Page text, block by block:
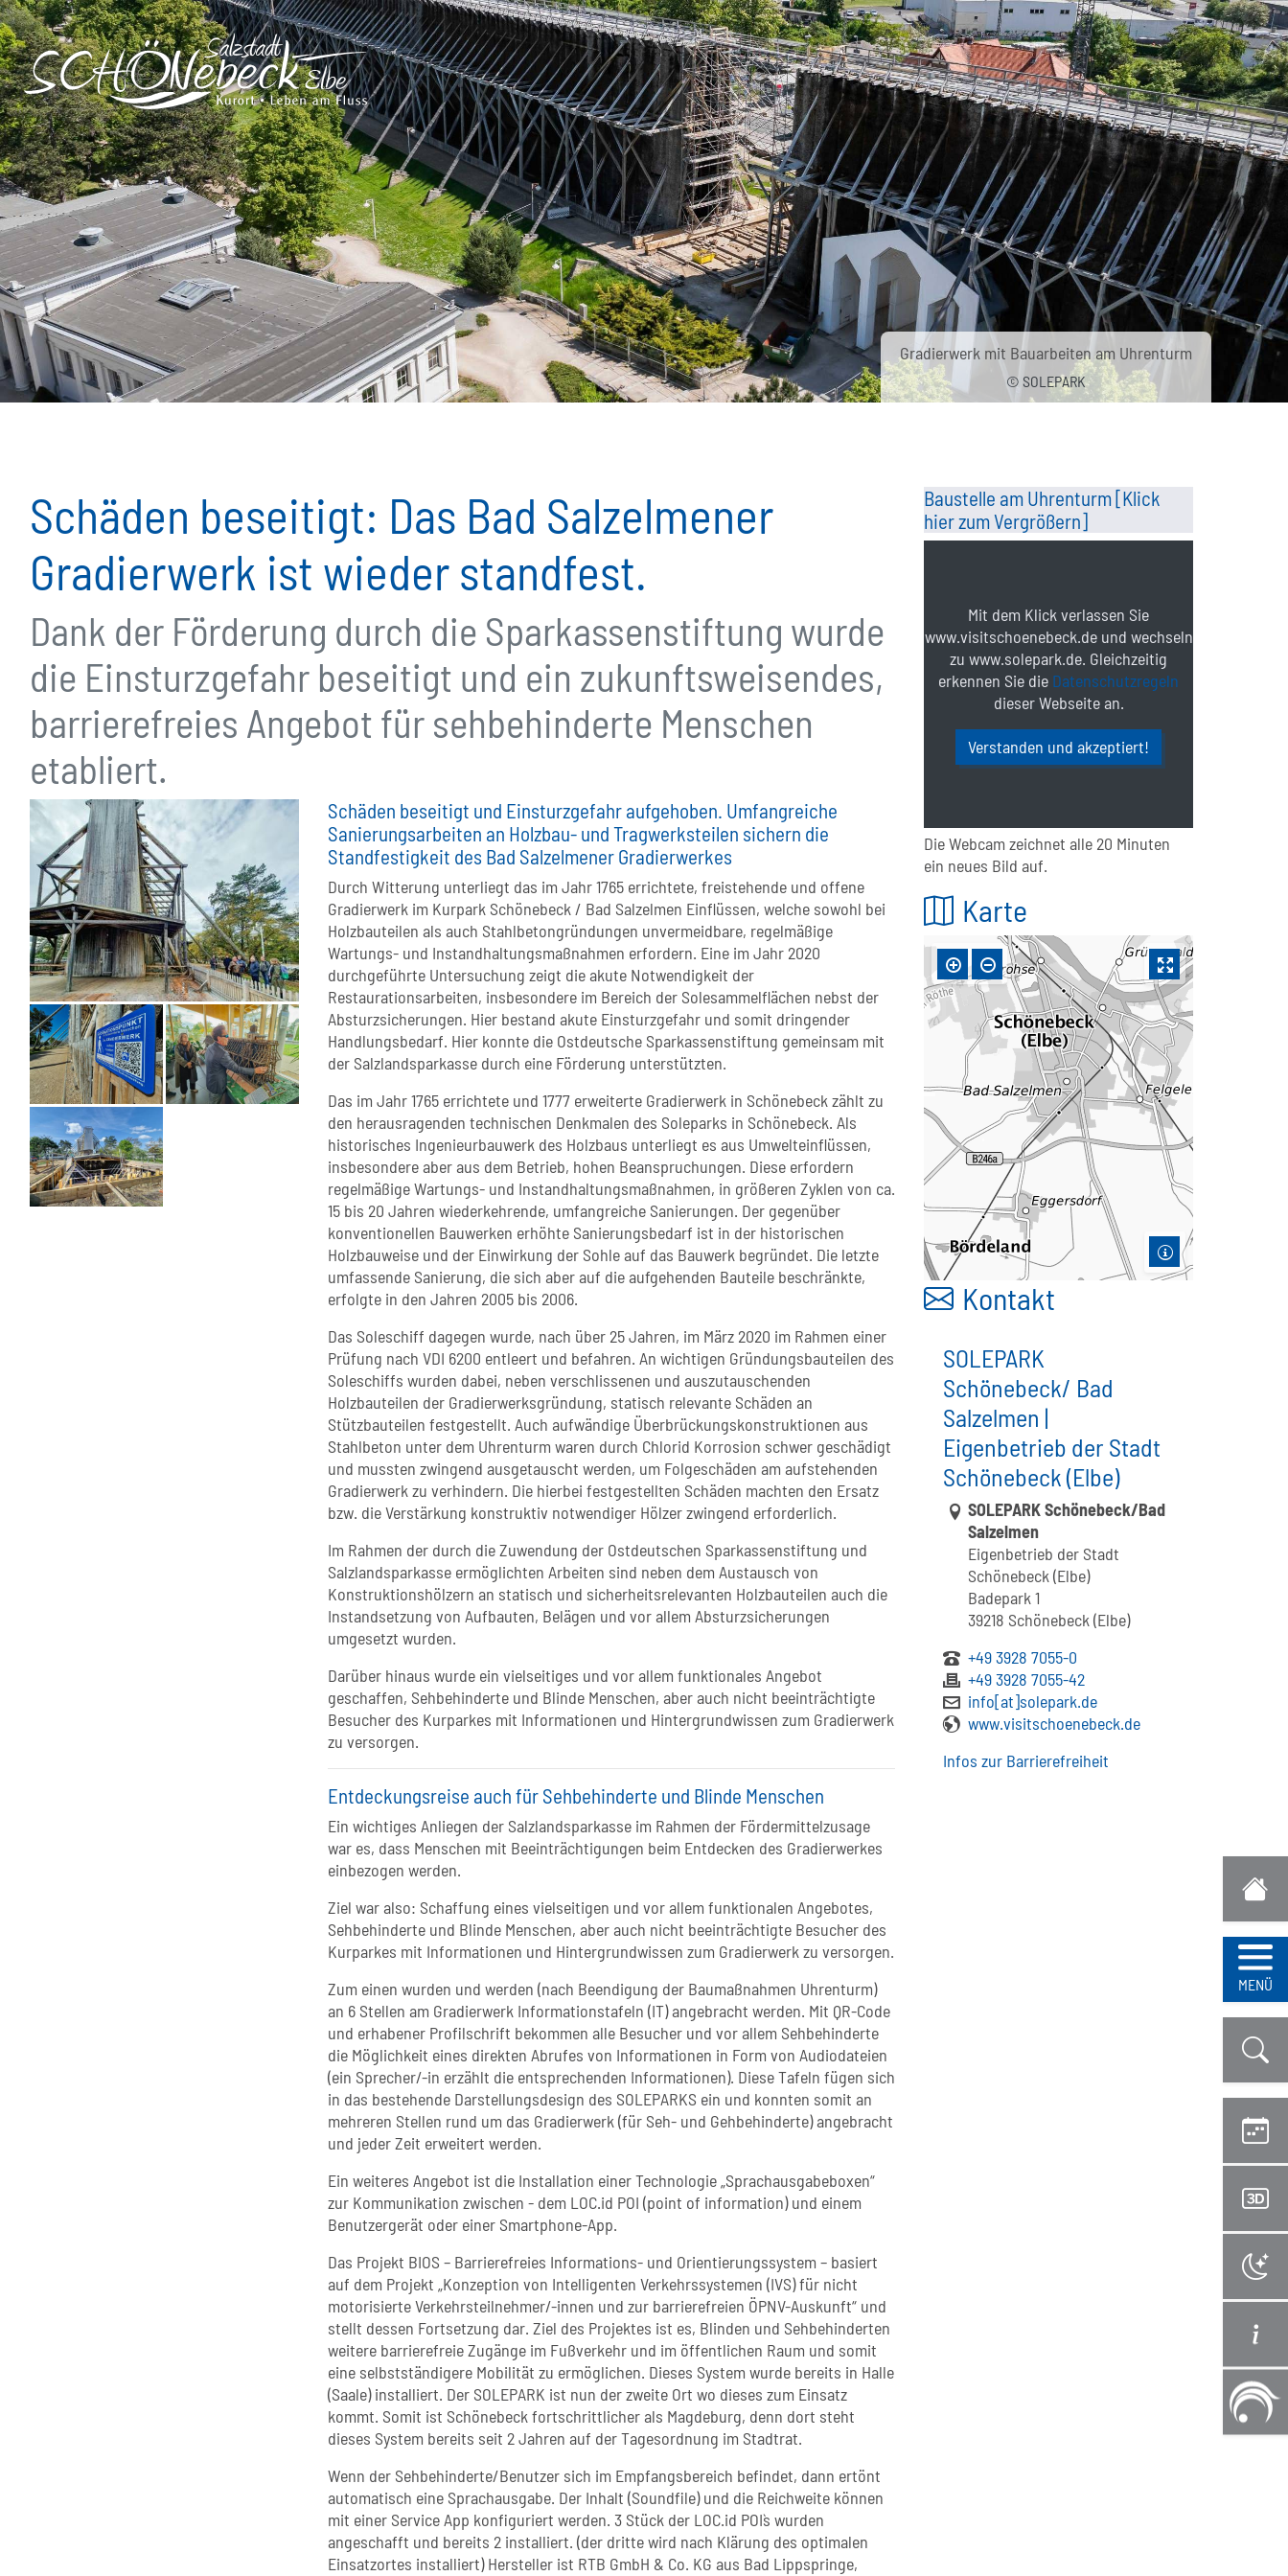
MENÜ
Gradierwerk mit Bauarbeiten am Uhrenturm
© SOLEPARK
Schäden beseitigt: Das Bad Salzelmener
Gradierwerk ist wieder standfest.
Dank der Förderung durch die Sparkassenstiftung wurde
die Einsturzgefahr beseitigt und ein zukunftsweisendes,
barrierefreies Angebot für sehbehinderte Menschen
etabliert.
Schäden beseitigt und Einsturzgefahr aufgehoben. Umfangreiche
Sanierungsarbeiten an Holzbau- und Tragwerksteilen sichern die
Standfestigkeit des Bad Salzelmener Gradierwerkes
Durch Witterung unterliegt das im Jahr 1765 errichtete, freistehende und offene
Gradierwerk im Kurpark Schönebeck / Bad Salzelmen Einflüssen, welche sowohl bei
Holzbauteilen als auch Stahlbetongründungen unvermeidbare, regelmäßige
Wartungs- und Instandhaltungsmaßnahmen erfordern. Eine im Jahr 2020
durchgeführte Untersuchung zeigt die akute Notwendigkeit der
Restaurationsarbeiten, insbesondere im Bereich der Solesammelflächen nebst der
Absturzsicherungen. Hier bestand akute Einsturzgefahr und somit dringender
Handlungsbedarf. Hier konnte die Ostdeutsche Sparkassenstiftung gemeinsam mit
der Salzlandsparkasse durch eine Förderung unterstützten.
Das im Jahr 1765 errichtete und 1777 erweiterte Gradierwerk in Schönebeck zählt zu
den herausragenden technischen Denkmalen des Soleparks in Schönebeck. Als
historisches Ingenieurbauwerk des Holzbaus unterliegt es aus Umwelteinflüssen,
insbesondere aber aus dem Betrieb, hohen Beanspruchungen. Diese erfordern
regelmäßige Wartungs- und Instandhaltungsmaßnahmen, in größeren Zyklen von ca.
15 bis 20 Jahren wiederkehrende, umfangreiche Sanierungen. Der gegenüber
konventionellen Bauwerken erhöhte Sanierungsbedarf ist in der historischen
Holzbauweise und der Einwirkung der Sohle auf das Bauwerk begründet. Die letzte
umfassende Sanierung, die sich aber auf die aufgehenden Bauteile beschränkte,
erfolgte in den Jahren 2005 bis 2006.
Das Soleschiff dagegen wurde, nach über 25 Jahren, im März 2020 im Rahmen einer
Prüfung nach VDI 6200 entleert und befahren. An wichtigen Gründungsbauteilen des
Soleschiffs wurden dabei, neben verschlissenen und auszutauschenden
Holzbauteilen der Gradierwerksgründung, statisch relevante Schäden an
Stützbauteilen festgestellt. Auch aufwändige Überbrückungskonstruktionen aus
Stahlbeton unter dem Uhrenturm waren durch Chlorid Korrosion schwer geschädigt
und mussten zwingend ausgetauscht werden, um Folgeschäden am aufstehenden
Gradierwerk zu verhindern. Die hierbei festgestellten Schäden machten den Ersatz
bzw. die Verstärkung konstruktiv notwendiger Hölzer zwingend erforderlich.
Im Rahmen der durch die Zuwendung der Ostdeutschen Sparkassenstiftung und
Salzlandsparkasse ermöglichten Arbeiten sind neben dem Austausch von
Konstruktionshölzern an statisch und sicherheitsrelevanten Holzbauteilen auch die
Instandsetzung von Aufbauten, Belägen und vor allem Absturzsicherungen
umgesetzt wurden.
Darüber hinaus wurde ein vielseitiges und vor allem funktionales Angebot
geschaffen, Sehbehinderte und Blinde Menschen, aber auch nicht beeinträchtigte
Besucher des Kurparkes mit Informationen und Hintergrundwissen zum Gradierwerk
zu versorgen.
Entdeckungsreise auch für Sehbehinderte und Blinde Menschen
Ein wichtiges Anliegen der Salzlandsparkasse im Rahmen der Fördermittelzusage
war es, dass Menschen mit Beeinträchtigungen beim Entdecken des Gradierwerkes
einbezogen werden.
Ziel war also: Schaffung eines vielseitigen und vor allem funktionalen Angebotes,
Sehbehinderte und Blinde Menschen, aber auch nicht beeinträchtigte Besucher des
Kurparkes mit Informationen und Hintergrundwissen zum Gradierwerk zu versorgen.
Zum einen wurden und werden (nach Beendigung der Baumaßnahmen Uhrenturm)
an 6 Stellen am Gradierwerk Informationstafeln (IT) angebracht werden. Mit QR-Code
und erhabener Profilschrift bekommen alle Besucher und vor allem Sehbehinderte
die Möglichkeit eines direkten Abrufes von Informationen in Form von Audiodateien
(ein Sprecher/-in erzählt die entsprechenden Informationen). Diese Tafeln fügen sich
in das bestehende Darstellungsdesign des SOLEPARKS ein und konnten somit an
mehreren Stellen rund um das Gradierwerk (für Seh- und Gehbehinderte) angebracht
und jeder Zeit erweitert werden.
Ein weiteres Angebot ist die Installation einer Technologie „Sprachausgabeboxen“
zur Kommunikation zwischen - dem LOC.id POI (point of information) und einem
Benutzergerät oder einer Smartphone-App.
Das Projekt BIOS – Barrierefreies Informations- und Orientierungssystem – basiert
auf dem Projekt „Konzeption von Intelligenten Verkehrssystemen (IVS) für nicht
motorisierte Verkehrsteilnehmer/-innen und zur barrierefreien ÖPNV-Auskunft“ und
stellt dessen Fortsetzung dar. Ziel des Projektes ist es, Blinden und Sehbehinderten
weitere barrierefreie Zugänge im Fußverkehr und im öffentlichen Raum und somit
eine selbstständigere Mobilität zu ermöglichen. Dieses System wurde bereits in Halle
(Saale) installiert. Der SOLEPARK ist nun der zweite Ort wo dieses zum Einsatz
kommt. Somit ist Schönebeck fortschrittlicher als Magdeburg, denn dort steht
dieses System bereits seit 2 Jahren auf der Tagesordnung im Stadtrat.
Wenn der Sehbehinderte/Benutzer sich im Empfangsbereich befindet, dann ertönt
automatisch eine Sprachausgabe. Der Inhalt (Soundfile) und die Reichweite können
mit einer Service App konfiguriert werden. 3 Stück der LOC.id POI`s wurden
angeschafft und bereits 2 installiert. (der dritte wird nach Klärung des optimalen
Einsatzortes installiert) Hersteller ist RTB GmbH & Co. KG aus Bad Lippspringe,
Baustelle am Uhrenturm [Klick
hier zum Vergrößern]
Mit dem Klick verlassen Sie
www.visitschoenebeck.de und wechseln
zu www.solepark.de. Gleichzeitig
erkennen Sie die Datenschutzregeln
dieser Webseite an.
Verstanden und akzeptiert!
Die Webcam zeichnet alle 20 Minuten
ein neues Bild auf.
Karte
Kontakt
SOLEPARK
Schönebeck/ Bad
Salzelmen |
Eigenbetrieb der Stadt
Schönebeck (Elbe)
Link zur Google-Maps Navigation
SOLEPARK Schönebeck/Bad
Salzelmen
Eigenbetrieb der Stadt
Schönebeck (Elbe)
Badepark 1
39218 Schönebeck (Elbe)
+49 3928 7055-0
+49 3928 7055-42
info[at]solepark.de
www.visitschoenebeck.de
Infos zur Barrierefreiheit